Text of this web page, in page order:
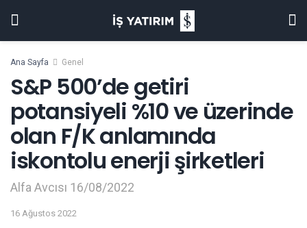
Ana Sayfa Genel
S&P 500’de getiri
potansiyeli %10 ve üzerinde
olan F/K anlamında
iskontolu enerji şirketleri
Alfa Avcısı 16/08/2022
16 Ağustos 2022